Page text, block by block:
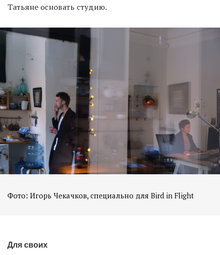
Татьяне основать студию.
Фото: Игорь Чекачков, специально для Bird in Flight
Для своих